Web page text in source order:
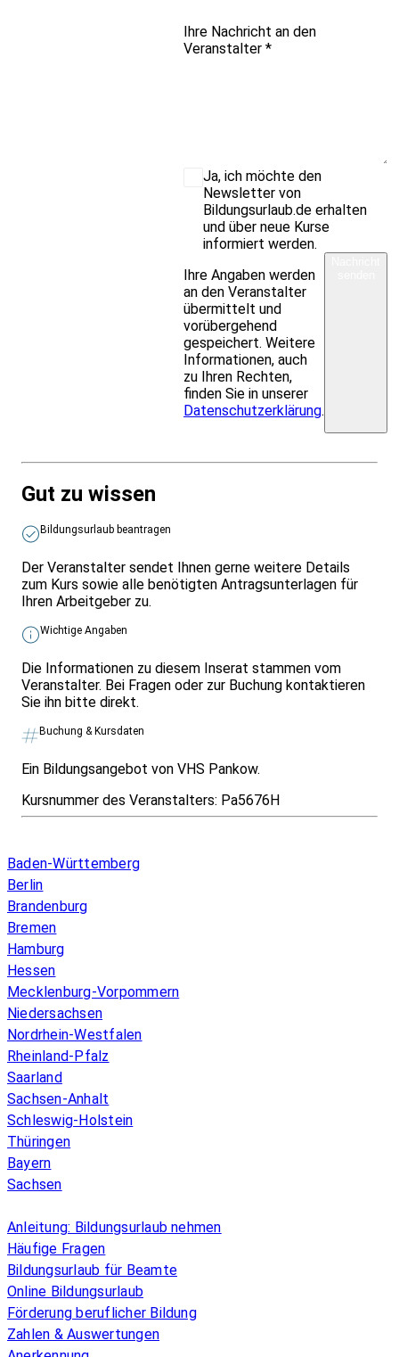
Ihre Nachricht an den
Veranstalter *
Ja, ich möchte den
Newsletter von
Bildungsurlaub.de erhalten
und über neue Kurse
informiert werden.
Ihre Angaben werden
an den Veranstalter
übermittelt und
vorübergehend
gespeichert. Weitere
Informationen, auch
zu Ihren Rechten,
finden Sie in unserer
Datenschutzerklärung.
Gut zu wissen
Bildungsurlaub beantragen
Der Veranstalter sendet Ihnen gerne weitere Details
zum Kurs sowie alle benötigten Antragsunterlagen für
Ihren Arbeitgeber zu.
Wichtige Angaben
Die Informationen zu diesem Inserat stammen vom
Veranstalter. Bei Fragen oder zur Buchung kontaktieren
Sie ihn bitte direkt.
Buchung & Kursdaten
Ein Bildungsangebot von VHS Pankow.
Kursnummer des Veranstalters: Pa5676H
Baden-Württemberg
Berlin
Brandenburg
Bremen
Hamburg
Hessen
Mecklenburg-Vorpommern
Niedersachsen
Nordrhein-Westfalen
Rheinland-Pfalz
Saarland
Sachsen-Anhalt
Schleswig-Holstein
Thüringen
Bayern
Sachsen
Anleitung: Bildungsurlaub nehmen
Häufige Fragen
Bildungsurlaub für Beamte
Online Bildungsurlaub
Förderung beruflicher Bildung
Zahlen & Auswertungen